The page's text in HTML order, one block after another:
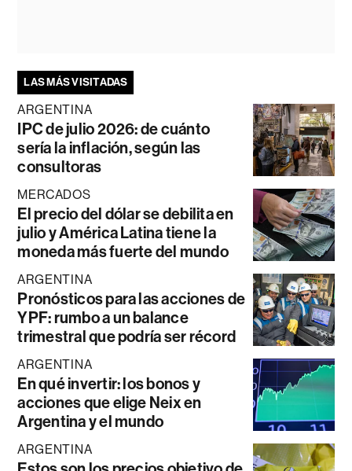
LAS MÁS VISITADAS
ARGENTINA
IPC de julio 2026: de cuánto
sería la inflación, según las
consultoras
MERCADOS
El precio del dólar se debilita en
julio y América Latina tiene la
moneda más fuerte del mundo
ARGENTINA
Pronósticos para las acciones de
YPF: rumbo a un balance
trimestral que podría ser récord
ARGENTINA
En qué invertir: los bonos y
acciones que elige Neix en
Argentina y el mundo
ARGENTINA